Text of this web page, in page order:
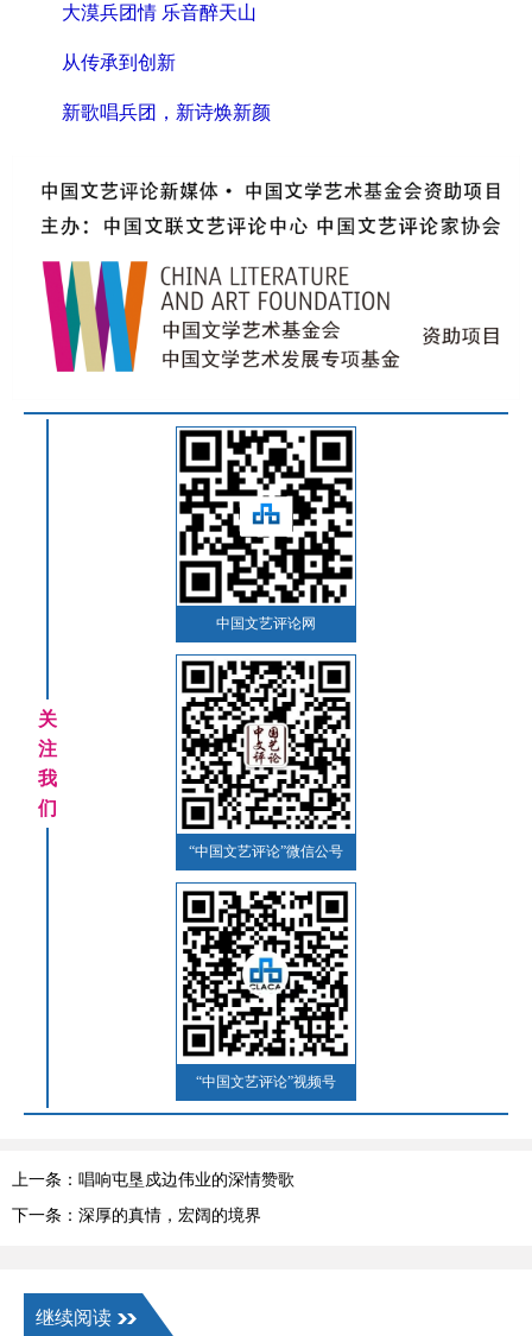
大漠兵团情 乐音醉天山
从传承到创新
新歌唱兵团，新诗焕新颜
关
注
我
们
中国文艺评论网
“中国文艺评论”微信公号
“中国文艺评论”视频号
上一条：唱响屯垦戍边伟业的深情赞歌
下一条：深厚的真情，宏阔的境界
继续阅读